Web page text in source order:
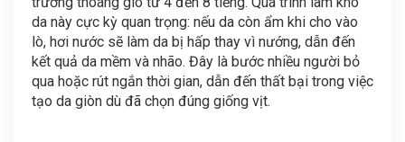
da này cực kỳ quan trọng: nếu da còn ẩm khi cho vào
lò, hơi nước sẽ làm da bị hấp thay vì nướng, dẫn đến
kết quả da mềm và nhão. Đây là bước nhiều người bỏ
qua hoặc rút ngắn thời gian, dẫn đến thất bại trong việc
tạo da giòn dù đã chọn đúng giống vịt.